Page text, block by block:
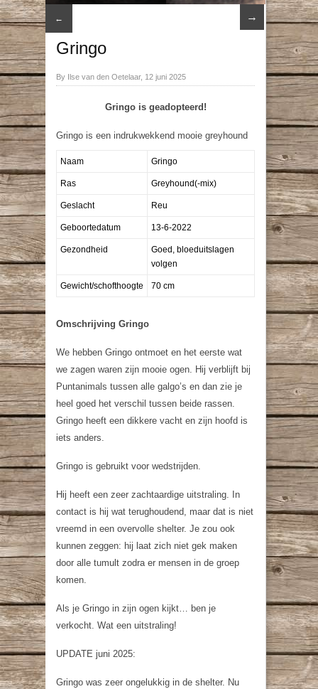
← →
Gringo
By Ilse van den Oetelaar, 12 juni 2025
Gringo is geadopteerd!
Gringo is een indrukwekkend mooie greyhound
Naam Gringo
Ras Greyhound(-mix)
Geslacht Reu
Geboortedatum 13-6-2022
Gezondheid
Goed, bloeduitslagen
volgen
Gewicht/schofthoogte 70 cm
Omschrijving Gringo
We hebben Gringo ontmoet en het eerste wat
we zagen waren zijn mooie ogen. Hij verblijft bij
Puntanimals tussen alle galgo’s en dan zie je
heel goed het verschil tussen beide rassen.
Gringo heeft een dikkere vacht en zijn hoofd is
iets anders.
Gringo is gebruikt voor wedstrijden.
Hij heeft een zeer zachtaardige uitstraling. In
contact is hij wat terughoudend, maar dat is niet
vreemd in een overvolle shelter. Je zou ook
kunnen zeggen: hij laat zich niet gek maken
door alle tumult zodra er mensen in de groep
komen.
Als je Gringo in zijn ogen kijkt… ben je
verkocht. Wat een uitstraling!
UPDATE juni 2025:
Gringo was zeer ongelukkig in de shelter. Nu